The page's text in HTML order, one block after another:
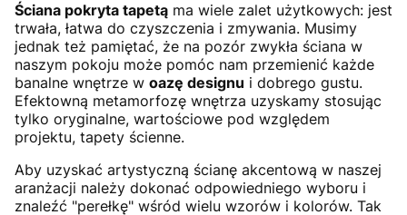
Ściana pokryta tapetą ma wiele zalet użytkowych: jest
trwała, łatwa do czyszczenia i zmywania. Musimy
jednak też pamiętać, że na pozór zwykła ściana w
naszym pokoju może pomóc nam przemienić każde
banalne wnętrze w oazę designu i dobrego gustu.
Efektowną metamorfozę wnętrza uzyskamy stosując
tylko oryginalne, wartościowe pod względem
projektu, tapety ścienne.
Aby uzyskać artystyczną ścianę akcentową w naszej
aranżacji należy dokonać odpowiedniego wyboru i
znaleźć "perełkę" wśród wielu wzorów i kolorów. Tak